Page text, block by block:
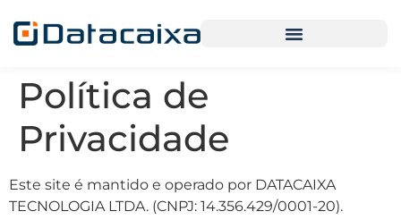
Política de
Privacidade
Este site é mantido e operado por DATACAIXA
TECNOLOGIA LTDA. (CNPJ: 14.356.429/0001-20).